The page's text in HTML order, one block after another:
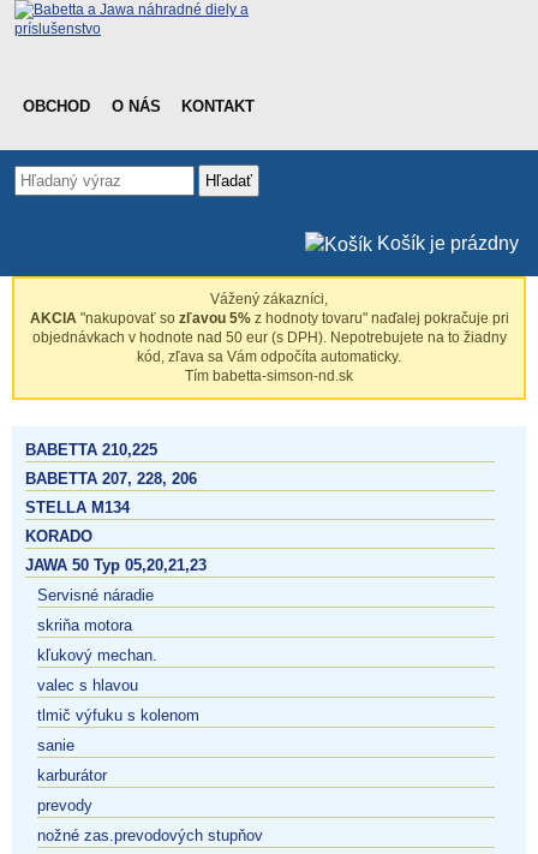
OBCHOD O NÁS KONTAKT
Hľadať
Košík je prázdny
Vážený zákazníci,
AKCIA"nakupovať so zľavou 5%z hodnoty tovaru" naďalej pokračuje pri
objednávkach v hodnote nad 50 eur (s DPH). Nepotrebujete na to žiadny
kód, zľava sa Vám odpočíta automaticky.
Tím babetta-simson-nd.sk
BABETTA 210,225
BABETTA 207, 228, 206
STELLA M134
KORADO
JAWA 50 Typ 05,20,21,23
Servisné náradie
skriňa motora
kľukový mechan.
valec s hlavou
tlmič výfuku s kolenom
sanie
karburátor
prevody
nožné zas.prevodových stupňov